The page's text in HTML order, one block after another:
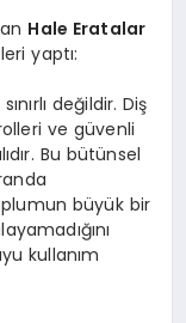
Hale Eratalar
yaptı:
değildir. Diş
ve güvenli
Bu bütünsel
büyük bir
kullanım